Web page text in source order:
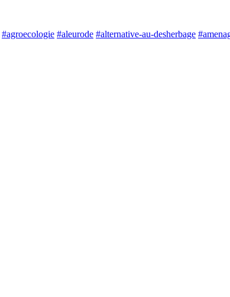
#agroecologie #aleurode #alternative-au-desherbage